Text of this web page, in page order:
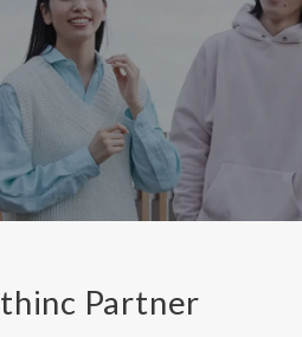
thinc Partner